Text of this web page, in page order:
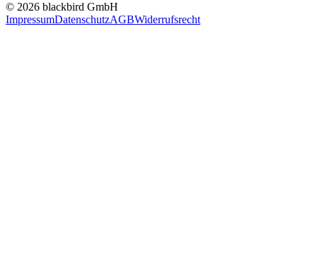
© 2026 blackbird GmbH
ImpressumDatenschutzAGBWiderrufsrecht